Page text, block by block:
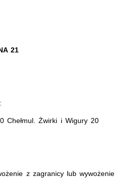
21
Chełmul. Żwirki i Wigury 20
z zagranicy lub